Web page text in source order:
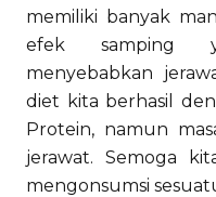
memiliki banyak
efek samping
menyebabkan
diet kita berhasil
Protein, namun
jerawat. Semoga
mengonsumsi